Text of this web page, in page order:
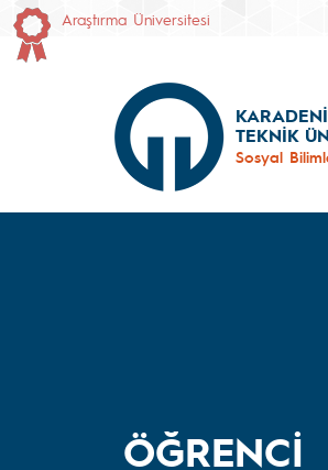
Araştırma Üniversitesi
TEKNİK
Sosyal
ÖĞRENCİ